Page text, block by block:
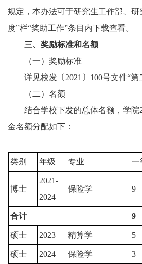
规定，本办法可于研究生工作部、研
度”栏“奖助工作”条目内下载查看。
三、奖励标准和名额
（一）奖励标准
详见校发〔2021〕100号文件“第
（二）名额
结合学校下发的总体名额，学院
金名额分配如下：
类别 年级 专业 一
博士
2021-
2024
保险学 9
合计 9
硕士 2023 精算学 5
硕士 2024 保险学 3